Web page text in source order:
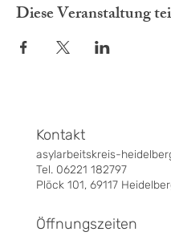
Diese Veranstaltung
asylarbeitskreis-
Tel. 06221 182797
Plöck 101, 69117
Kontakt
Öffnungszeiten